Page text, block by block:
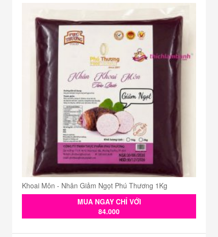
Khoai Môn - Nhân Giảm Ngọt Phú Thương 1Kg
MUA NGAY CHỈ VỚI
84.000